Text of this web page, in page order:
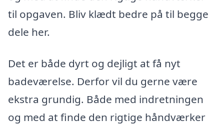
til opgaven. Bliv klædt bedre på til begge
dele her.
Det er både dyrt og dejligt at få nyt
badeværelse. Derfor vil du gerne være
ekstra grundig. Både med indretningen
og med at finde den rigtige håndværker